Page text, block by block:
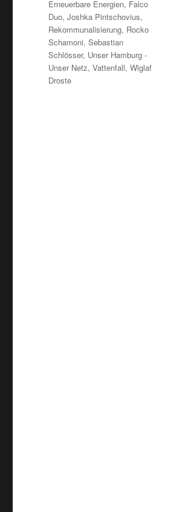
Erneuerbare Energien, Falco
Duo,Joshka Pintschovius,
Rekommunalisierung, Rocko
Schamoni,Sebastian
Schlösser, Unser Hamburg -
Unser Netz,Vattenfall,Wiglaf
Droste